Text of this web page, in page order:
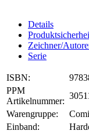
Details
Zeichner/
Serie
ISBN:
PPM
Artikelnummer:
Warengruppe:
Einband: